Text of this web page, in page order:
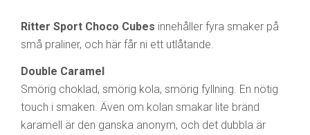
Ritter Sport Choco Cubes innehåller fyra smaker på
små praliner, och här får ni ett utlåtande.
Double Caramel
Smörig choklad, smörig kola, smörig fyllning. En nötig
touch i smaken. Även om kolan smakar lite bränd
karamell är den ganska anonym, och det dubbla är